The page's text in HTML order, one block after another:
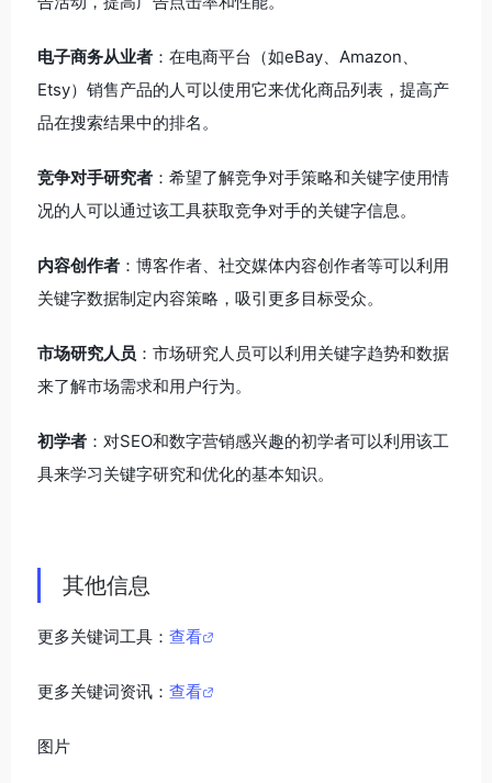
电子商务从业者 ：在电商平台（如eBay、Amazon、
Etsy）销售产品的人可以使用它来优化商品列表，提高产
品在搜索结果中的排名。
竞争对手研究者 ：希望了解竞争对手策略和关键字使用情
况的人可以通过该工具获取竞争对手的关键字信息。
内容创作者 ：博客作者、社交媒体内容创作者等可以利用
关键字数据制定内容策略，吸引更多目标受众。
市场研究人员 ：市场研究人员可以利用关键字趋势和数据
来了解市场需求和用户行为。
初学者 ：对SEO和数字营销感兴趣的初学者可以利用该工
具来学习关键字研究和优化的基本知识。
其他信息
更多关键词工具： 查看
更多关键词资讯： 查看
图片